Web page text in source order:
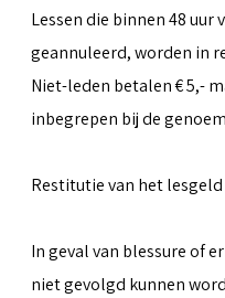
Lessen die binnen 48 uur
geannuleerd, worden in
Niet-leden betalen € 5,-
inbegrepen bij de
Restitutie van het
In geval van blessure of
niet gevolgd kunnen